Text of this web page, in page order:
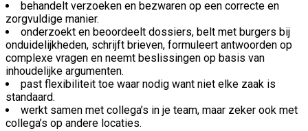
behandelt verzoeken en bezwaren op een correcte en
zorgvuldige manier.
onderzoekt en beoordeelt dossiers, belt met burgers bij
onduidelijkheden, schrijft brieven, formuleert antwoorden op
complexe vragen en neemt beslissingen op basis van
inhoudelijke argumenten.
past flexibiliteit toe waar nodig want niet elke zaak is
standaard.
werkt samen met collega’s in je team, maar zeker ook met
collega’s op andere locaties.